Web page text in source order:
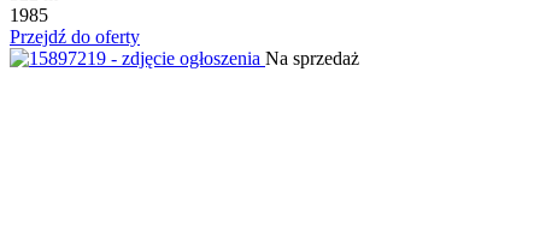
1985
Przejdź do oferty
Na sprzedaż